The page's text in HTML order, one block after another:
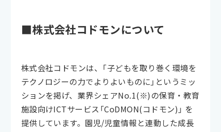
■株式会社コドモンについて
株式会社コドモンは、「子どもを取り巻く環境を
テクノロジーの力でよりよいものに」というミッ
ションを掲げ、業界シェアNo.1(※)の保育・教育
施設向けICTサービス「CoDMON(コドモン)」 を
提供しています。園児/児童情報と連動した成長